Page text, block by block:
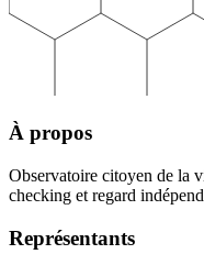
À propos
Observatoire citoyen de la
checking et regard
Représentants